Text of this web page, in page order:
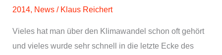
für
2014, News / Klaus Reichert
Vieles hat man über den Klimawandel schon oft gehört
und vieles wurde sehr schnell in die letzte Ecke des